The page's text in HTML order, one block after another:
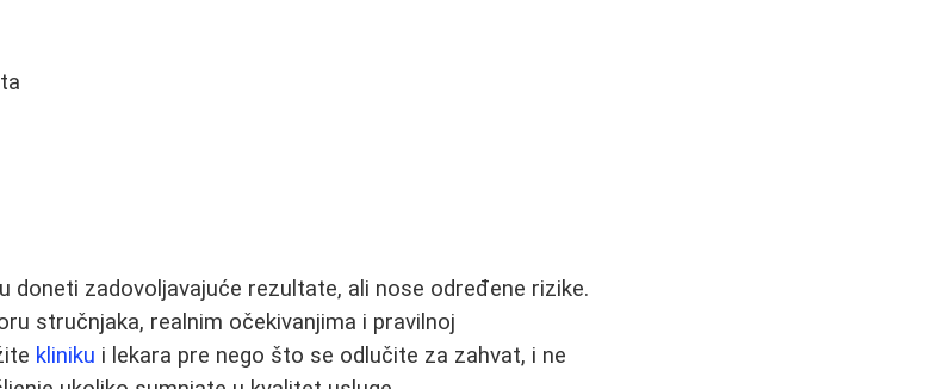
doneti zadovoljavajuće rezultate, ali nose određene rizike.
stručnjaka, realnim očekivanjima i pravilnoj
kliniku i lekara pre nego što se odlučite za zahvat, i ne